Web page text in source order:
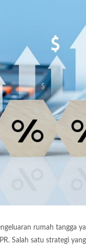
rumah tangga
Salah satu strategi